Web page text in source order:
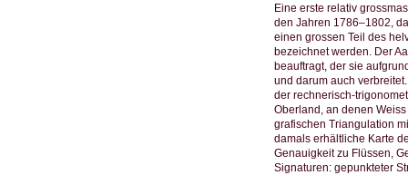
Eine erste relativ
den Jahren 1786–1802,
einen grossen Teil des
bezeichnet werden. Der
beauftragt, der sie
und darum auch
der rechnerisch-
Oberland, an denen
grafischen Triangulation
damals erhältliche Karte
Genauigkeit zu Flüssen,
Signaturen: gepunkteter